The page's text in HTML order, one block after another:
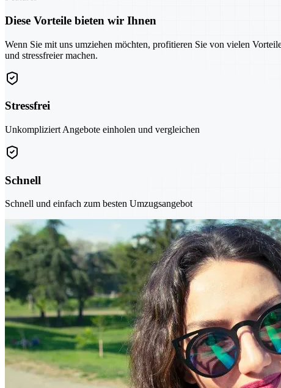
Diese Vorteile bieten wir Ihnen
Wenn Sie mit uns umziehen möchten, profitieren Sie von vielen
und stressfreier machen.
Stressfrei
Unkompliziert Angebote einholen und vergleichen
Schnell
Schnell und einfach zum besten Umzugsangebot